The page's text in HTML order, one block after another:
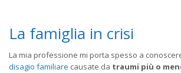
La famiglia in crisi
La mia professione mi porta spesso a
disagio familiare causate da traumi più o